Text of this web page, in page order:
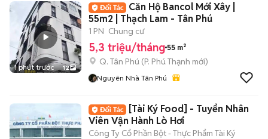
1 phút trước 12
Căn Hộ Bancol Mới Xây |
55m2 | Thạch Lam - Tân Phú
1 PN Chung cư
5,3 triệu/tháng 55 m²
Q. Tân Phú (P. Phú Thạnh mới)
Nguyên Nhà Tân Phú
[Tài Ký Food] - Tuyển Nhân
Viên Vận Hành Lò Hơi
Công Ty Cổ Phần Bột - Thực Phẩm Tài Ký